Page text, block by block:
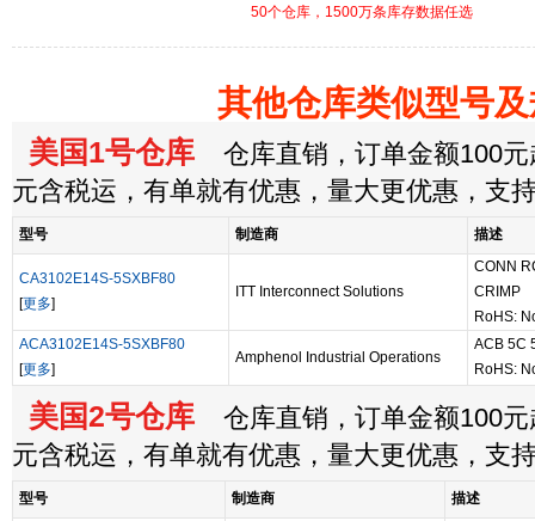
50个仓库，1500万条库存数据任选
其他仓库类似型号
美国1号仓库 仓库直销，订单金额100元
元含税运，有单就有优惠，量大更优惠，支
型号 制造商 描述
CA3102E14S-5SXBF80
[更多]
ITT Interconnect Solutions
CONN
CRIMP
RoHS:
ACA3102E14S-5SXBF80
[更多]
Amphenol Industrial Operations
ACB 5C
RoHS:
美国2号仓库 仓库直销，订单金额100元
元含税运，有单就有优惠，量大更优惠，支
型号 制造商
描述